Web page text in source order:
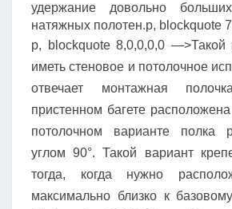
удержание довольно
натяжных полотен.p, blockquote
p, blockquote 8,0,0,0,0
иметь стеновое и потолочное
отвечает монтажная
пристенном багете
потолочном варианте полка
углом 90°. Такой вариант
тогда, когда нужно
максимально близко к